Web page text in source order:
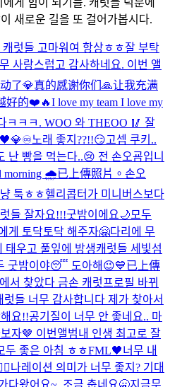
새로운 길을 또 걸어가봅시다.
럿들 고마워여 항상ㅎㅎ잘 부탁
사랑스럽고 감사하네요. 이번 앨
了💎真的感谢你们🙏让我充满
好的❤️🔥I love my team I love my
ㅋㅋㅋ. WOO 와 THEOO 🥢 잘
노래 좋지??!!😏고셉 쿠키..
난 빵을 먹는다..😢 전 손오굠입니
morning 🌧️已上傳照片。 손오
툭ㅎㅎ헬리콥터가 미니버스보다
들 잘자요!!!굿밤이에요🌙모두
게 토닥토닥 해주자🤗다리에 무
태우고 풀잎에 방생캐럿들 세빛섬
굿밤이야😴 도아해😉💙已上傳
서 찾았다 금손 캐럿프로필 바뀌
럿들 너무 감사합니다 제가 찾아서
요!!공기질이 너무 안 좋네요.. 마
자🤎 이번앨범내 인생 최고로 잘
두 좋은 아침 ㅎㅎFML🖤너무 내
나레이션 의미가 너무 좋지? 기대
다왔어요~. 조금 춥네요🥱지금무